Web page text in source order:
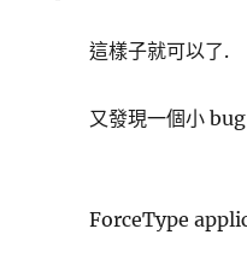
這樣子就可以了.
又發現一個小
ForceType